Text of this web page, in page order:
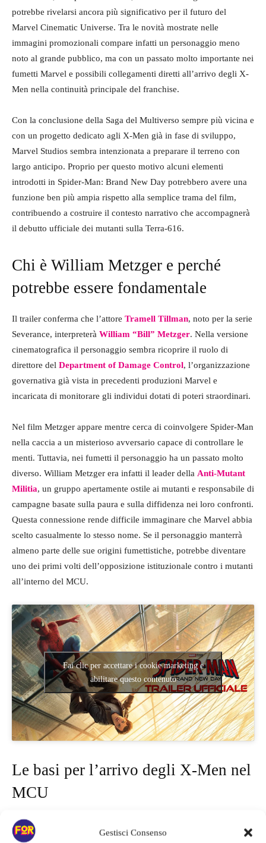
Gestisci Consenso
potrebbe rivelarsi ancora più significativo per il futuro del
Marvel Cinematic Universe. Tra le novità mostrate nelle
immagini promozionali compare infatti un personaggio meno
noto al grande pubblico, ma con un passato molto importante nei
fumetti Marvel e possibili collegamenti diretti all’arrivo degli X-
Men nella continuità principale del franchise.
Con la conclusione della Saga del Multiverso sempre più vicina e
con un progetto dedicato agli X-Men già in fase di sviluppo,
Marvel Studios sembra intenzionata a preparare il terreno con
largo anticipo. Proprio per questo motivo alcuni elementi
introdotti in Spider-Man: Brand New Day potrebbero avere una
funzione ben più ampia rispetto alla semplice trama del film,
contribuendo a costruire il contesto narrativo che accompagnerà
il debutto ufficiale dei mutanti sulla Terra-616.
Chi è William Metzger e perché
potrebbe essere fondamentale
Il trailer conferma che l’attore Tramell Tillman, noto per la serie
Severance, interpreterà William “Bill” Metzger. Nella versione
cinematografica il personaggio sembra ricoprire il ruolo di
direttore del Department of Damage Control, l’organizzazione
governativa già vista in precedenti produzioni Marvel e
incaricata di monitorare gli individui dotati di poteri straordinari.
Nel film Metzger appare mentre cerca di coinvolgere Spider-Man
nella caccia a un misterioso avversario capace di controllare le
menti. Tuttavia, nei fumetti il personaggio ha un passato molto
diverso. William Metzger era infatti il leader della Anti-Mutant
Militia, un gruppo apertamente ostile ai mutanti e responsabile di
campagne basate sulla paura e sulla diffidenza nei loro confronti.
Questa connessione rende difficile immaginare che Marvel abbia
scelto casualmente lo stesso nome. Se il personaggio manterrà
almeno parte delle sue origini fumettistiche, potrebbe diventare
uno dei primi volti dell’opposizione istituzionale contro i mutanti
all’interno del MCU.
Fai clic per accettare i cookie marketing e
abilitare questo contenuto
Le basi per l’arrivo degli X-Men nel
MCU
Le teorie più diffuse tra gli appassionati suggeriscono che il
misterioso personaggio interpretato daSadie Sink possa essere in